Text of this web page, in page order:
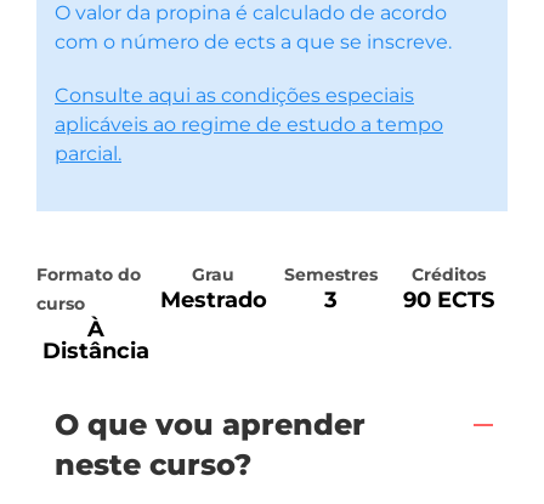
O valor da propina é calculado de acordo
com o número de ects a que se inscreve.
Consulte aqui as condições especiais
aplicáveis ao regime de estudo a tempo
parcial.
Formato do
curso
À
Distância
Grau
Mestrado
Semestres
3
Créditos
90 ECTS
O que vou aprender
neste curso?